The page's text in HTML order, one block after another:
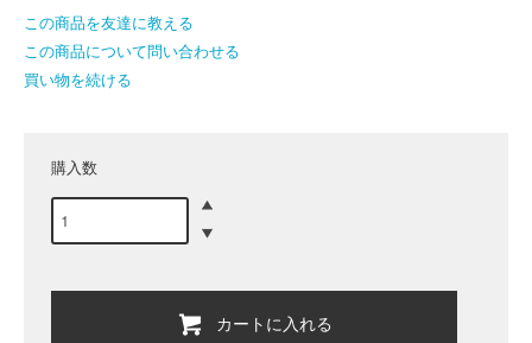
この商品を友達に教える
この商品について問い合わせる
買い物を続ける
購入数
カートに入れる